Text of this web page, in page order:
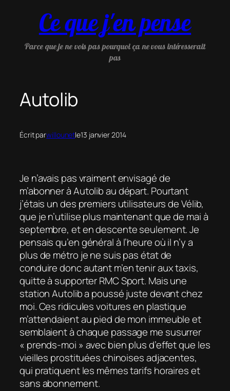
contenuCe que j'en pense
Parce que je ne vois pas pourquoi ça ne vous intéresserait
pas
Autolib
Écrit parwillounetle13 janvier 2014
Je n’avais pas vraiment envisagé de
m’abonner à Autolib au départ. Pourtant
j’étais un des premiers utilisateurs de Vélib,
que je n’utilise plus maintenant que de mai à
septembre, et en descente seulement. Je
pensais qu’en général à l’heure où il n’y a
plus de métro je ne suis pas état de
conduire donc autant m’en tenir aux taxis,
quitte à supporter RMC Sport. Mais une
station Autolib a poussé juste devant chez
moi. Ces ridicules voitures en plastique
m’attendaient au pied de mon immeuble et
semblaient à chaque passage me susurrer
« prends-moi » avec bien plus d’effet que les
vieilles prostituées chinoises adjacentes,
qui pratiquent les mêmes tarifs horaires et
sans abonnement.